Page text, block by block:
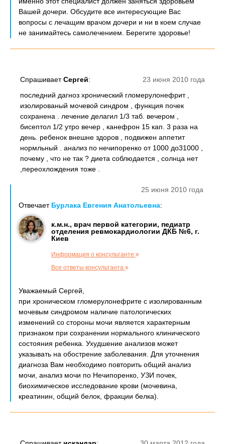
Вашей дочери. Обсудите все интересующие Вас
вопросы с лечащим врачом дочери и ни в коем случае
не занимайтесь самолечением. Берегите здоровье!
23 июня 2010 года
СпрашиваетСергей:
последний дагноз хронический гломерулонефрит ,
изолированый мочевой синдром , функция почек
сохранена . лечение делагил 1/3 таб. вечером ,
бисептол 1/2 утро вечер , канефрон 15 кап. 3 раза на
день. ребенок внешне здоров , подвижен аппетит
нормльный . анализ по нечипоренко от 1000 до31000 ,
почему , что не так ? диета соблюдается , солнца нет
,переохлождения тоже .
25 июня 2010 года
Отвечает Бурлака Евгения Анатольевна:
к.м.н., врач первой категории, педиатр
отделения ревмокардиологии ДКБ №6, г.
Киев
Информация о консультанте
Все ответы консультанта
Уважаемый Сергей,
при хроническом гломерулонефрите с изолированным
мочевым синдромом наличие патологических
изменений со стороны мочи является характерным
признаком при сохранении нормального клинического
состояния ребенка. Ухудшение анализов может
указывать на обострение заболевания. Для уточнения
диагноза Вам необходимо повторить общий анализ
мочи, анализ мочи по Нечипоренко, УЗИ почек,
биохимическое исследование крови (мочевина,
креатинин, общий белок, фракции белка).